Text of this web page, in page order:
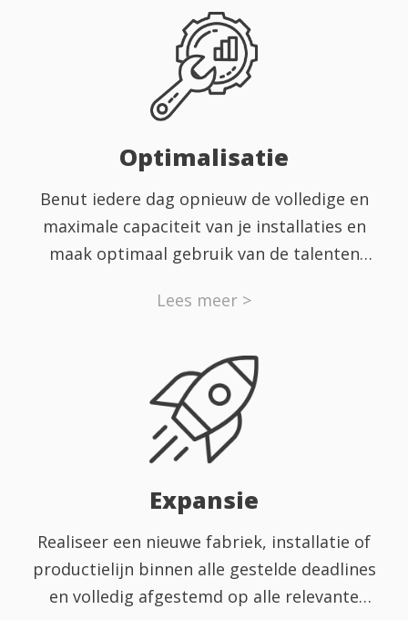
Optimalisatie
Benut iedere dag opnieuw de volledige en
maximale capaciteit van je installaties en
maak optimaal gebruik van de talenten
weer het hoogst haalbare resultaat kunt
Lees meer >
Expansie
Realiseer een nieuwe fabriek, installatie of
productielijn binnen alle gestelde deadlines
en volledig afgestemd op alle relevante